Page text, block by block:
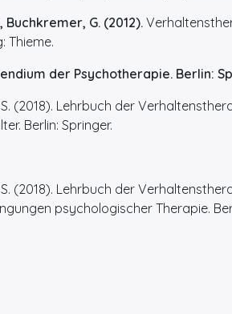
Buchkremer, G. (2012).
Thieme.
der Psychotherapie. Berlin:
(2018). Lehrbuch der
Berlin: Springer.
(2018). Lehrbuch der
psychologischer Therapie.